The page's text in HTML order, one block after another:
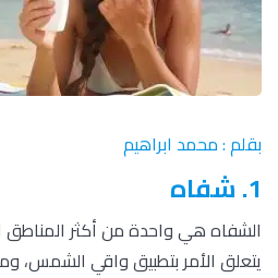
بقلم : محمد ابراهيم
1. شفاه
الشفاه هي واحدة من أكثر المناطق
يتعلق الأمر بتطبيق واقي الشمس،